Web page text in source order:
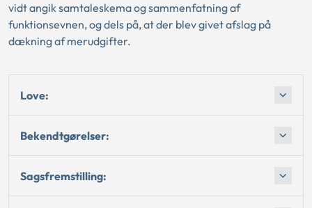
vidt angik samtaleskema og sammenfatning af
funktionsevnen, og dels på, at der blev givet afslag på
dækning af merudgifter.
Love:
Bekendtgørelser:
Sagsfremstilling: